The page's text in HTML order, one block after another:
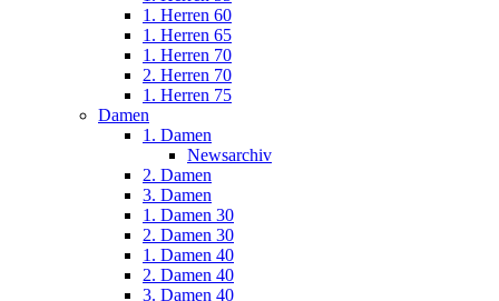
1. Herren 60
1. Herren 65
1. Herren 70
2. Herren 70
1. Herren 75
Damen
1. Damen
Newsarchiv
2. Damen
3. Damen
1. Damen 30
2. Damen 30
1. Damen 40
2. Damen 40
3. Damen 40